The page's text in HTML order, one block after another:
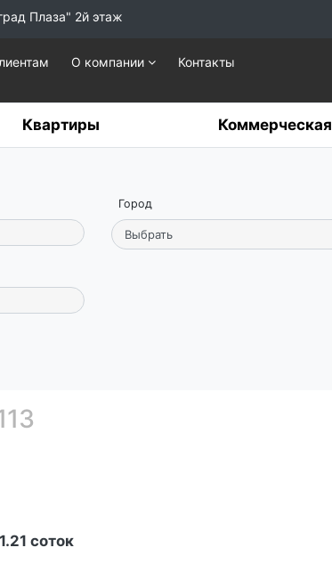
Плаза" 2й этаж
О компании Контакты
Квартиры Коммерческая
Город
соток